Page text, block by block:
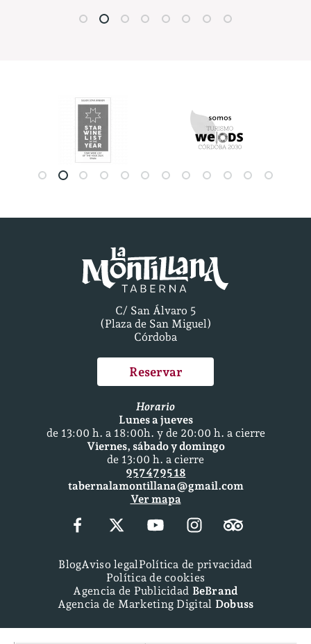
C/ San Álvaro 5
(Plaza de San Miguel)
Córdoba
Reservar
Horario
Lunes a jueves
de 13:00 h. a 18:00h. y de 20:00 h. a cierre
Viernes, sábado y domingo
de 13:00 h. a cierre
957 47 95 18
tabernalamontillana@gmail.com
Ver mapa
BlogAviso legal Política de privacidad
Política de cookies
Agencia de Publicidad BeBrand
Agencia de Marketing Digital Dobuss